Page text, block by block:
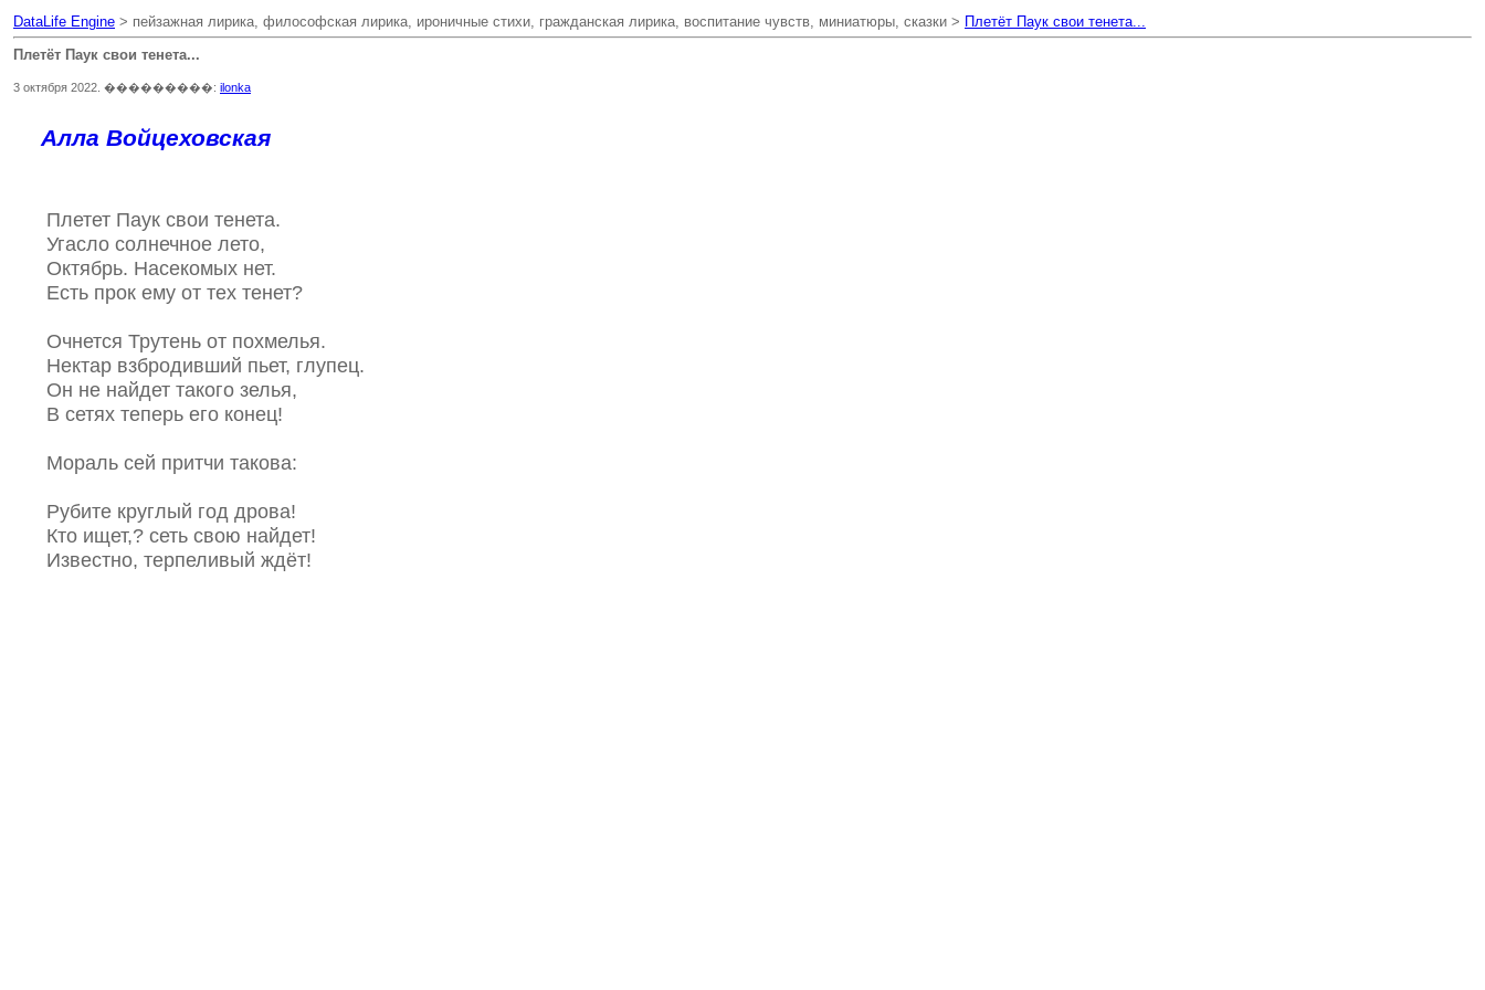
DataLife Engine > пейзажная лирика, философская лирика, ироничные стихи, гражданская лирика, воспитание чувств, миниатюры, сказки > Плетёт Паук свои тенета...
Плетёт Паук свои тенета...
3 октября 2022. ���������: ilonka
Алла Войцеховская
Плетет Паук свои тенета.
Угасло солнечное лето,
Октябрь. Насекомых нет.
Есть прок ему от тех тенет?
Очнется Трутень от похмелья.
Нектар взбродивший пьет, глупец.
Он не найдет такого зелья,
В сетях теперь его конец!
Мораль сей притчи такова:
Рубите круглый год дрова!
Кто ищет,? сеть свою найдет!
Известно, терпеливый ждёт!